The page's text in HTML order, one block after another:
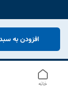
افزودن به
خانه